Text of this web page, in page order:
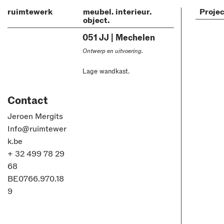
ruimtewerk
meubel. interieur.
object.
Contact
Jeroen Mergits
Info@ruimtewer
k.be
+ 32 499 78 29
68
BE0766.970.18
9
051 JJ | Mechelen
Ontwerp en uitvoering.
Lage wandkast.